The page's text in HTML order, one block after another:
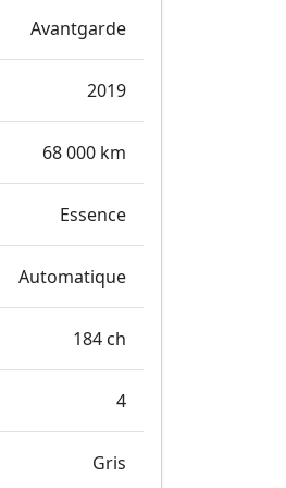
Avantgarde
2019
68 000 km
Essence
Automatique
184 ch
4
Gris